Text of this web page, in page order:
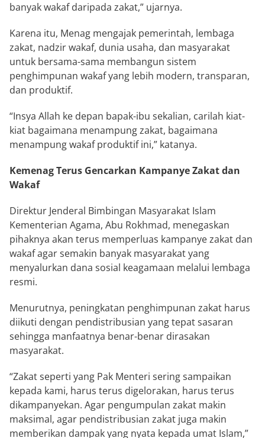
banyak wakaf daripada zakat,” ujarnya.
Karena itu, Menag mengajak pemerintah, lembaga
zakat, nadzir wakaf, dunia usaha, dan masyarakat
untuk bersama-sama membangun sistem
penghimpunan wakaf yang lebih modern, transparan,
dan produktif.
“Insya Allah ke depan bapak-ibu sekalian, carilah kiat-
kiat bagaimana menampung zakat, bagaimana
menampung wakaf produktif ini,” katanya.
Kemenag Terus Gencarkan Kampanye Zakat dan
Wakaf
Direktur Jenderal Bimbingan Masyarakat Islam
Kementerian Agama, Abu Rokhmad, menegaskan
pihaknya akan terus memperluas kampanye zakat dan
wakaf agar semakin banyak masyarakat yang
menyalurkan dana sosial keagamaan melalui lembaga
resmi.
Menurutnya, peningkatan penghimpunan zakat harus
diikuti dengan pendistribusian yang tepat sasaran
sehingga manfaatnya benar-benar dirasakan
masyarakat.
“Zakat seperti yang Pak Menteri sering sampaikan
kepada kami, harus terus digelorakan, harus terus
dikampanyekan. Agar pengumpulan zakat makin
maksimal, agar pendistribusian zakat juga makin
memberikan dampak yang nyata kepada umat Islam,”